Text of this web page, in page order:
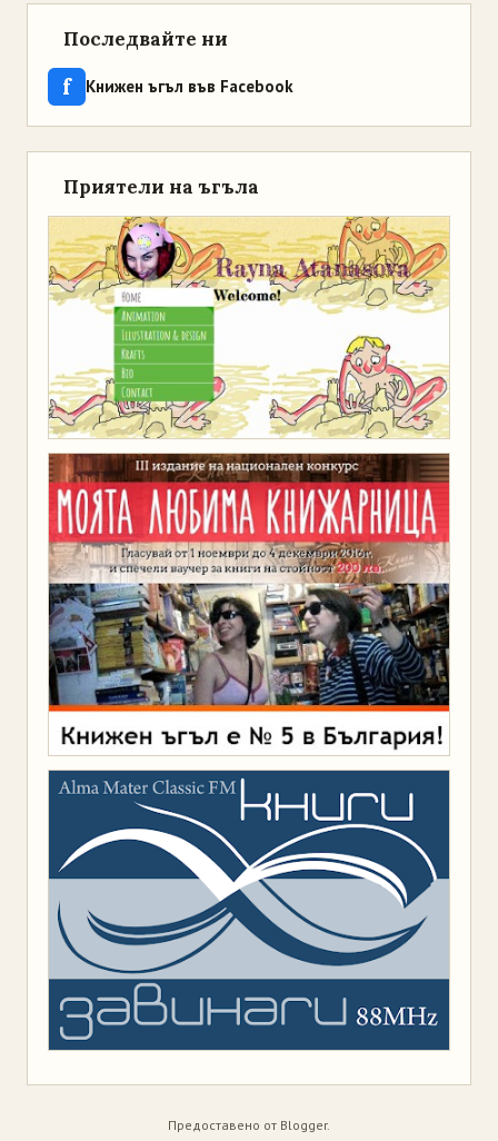
Последвайте ни
f Книжен ъгъл във Facebook
Приятели на ъгъла
Предоставено от Blogger.